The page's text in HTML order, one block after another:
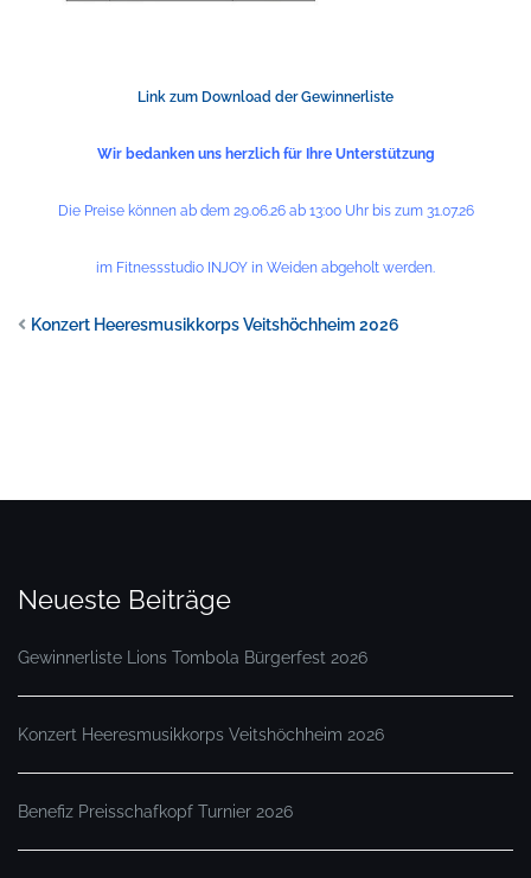
Link zum Download der Gewinnerliste
Wir bedanken uns herzlich für Ihre Unterstützung
Die Preise können ab dem 29.06.26 ab 13:00 Uhr bis zum 31.07.26
im Fitnessstudio INJOY in Weiden abgeholt werden.
Konzert Heeresmusikkorps Veitshöchheim 2026
Neueste Beiträge
Gewinnerliste Lions Tombola Bürgerfest 2026
Konzert Heeresmusikkorps Veitshöchheim 2026
Benefiz Preisschafkopf Turnier 2026